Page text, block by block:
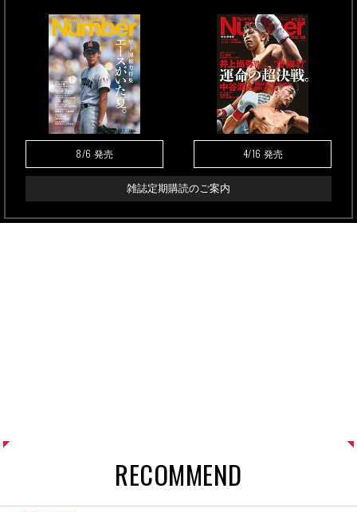
8/6 発売 4/16 発売
雑誌定期購読のご案内
RECOMMEND